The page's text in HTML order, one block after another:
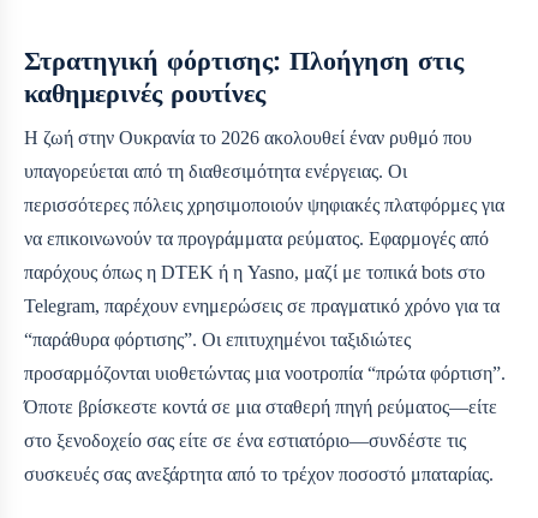
Στρατηγική φόρτισης: Πλοήγηση στις
καθημερινές ρουτίνες
Η ζωή στην Ουκρανία το 2026 ακολουθεί έναν ρυθμό που
υπαγορεύεται από τη διαθεσιμότητα ενέργειας. Οι
περισσότερες πόλεις χρησιμοποιούν ψηφιακές πλατφόρμες για
να επικοινωνούν τα προγράμματα ρεύματος. Εφαρμογές από
παρόχους όπως η DTEK ή η Yasno, μαζί με τοπικά bots στο
Telegram, παρέχουν ενημερώσεις σε πραγματικό χρόνο για τα
“παράθυρα φόρτισης”. Οι επιτυχημένοι ταξιδιώτες
προσαρμόζονται υιοθετώντας μια νοοτροπία “πρώτα φόρτιση”.
Όποτε βρίσκεστε κοντά σε μια σταθερή πηγή ρεύματος—είτε
στο ξενοδοχείο σας είτε σε ένα εστιατόριο—συνδέστε τις
συσκευές σας ανεξάρτητα από το τρέχον ποσοστό μπαταρίας.